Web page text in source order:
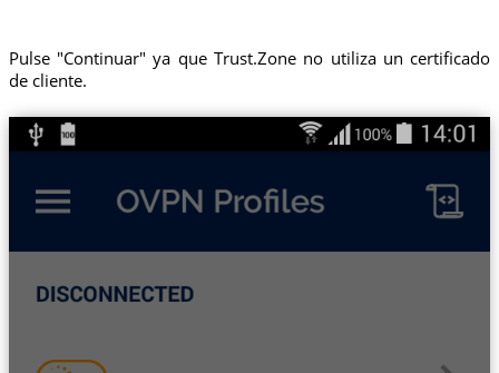
Pulse "Continuar" ya que Trust.Zone no utiliza un certificado
de cliente.